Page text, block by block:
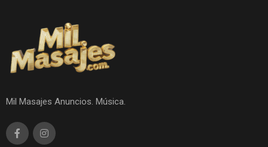
Mil Masajes Anuncios. Música.